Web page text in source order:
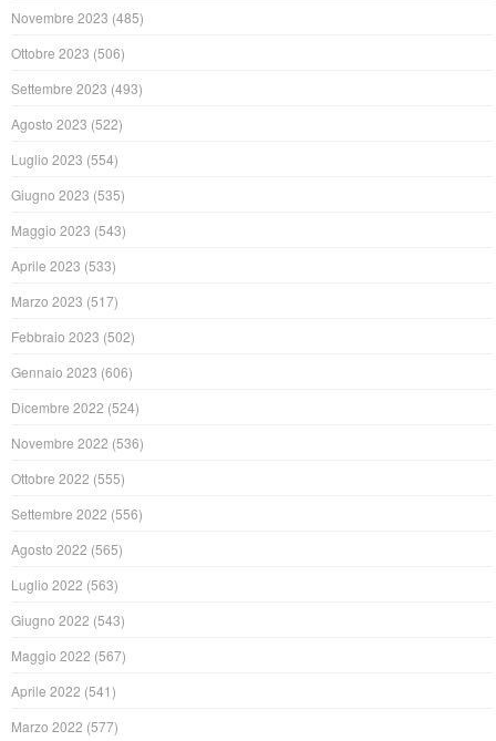
Novembre 2023 (485)
Ottobre 2023 (506)
Settembre 2023 (493)
Agosto 2023 (522)
Luglio 2023 (554)
Giugno 2023 (535)
Maggio 2023 (543)
Aprile 2023 (533)
Marzo 2023 (517)
Febbraio 2023 (502)
Gennaio 2023 (606)
Dicembre 2022 (524)
Novembre 2022 (536)
Ottobre 2022 (555)
Settembre 2022 (556)
Agosto 2022 (565)
Luglio 2022 (563)
Giugno 2022 (543)
Maggio 2022 (567)
Aprile 2022 (541)
Marzo 2022 (577)